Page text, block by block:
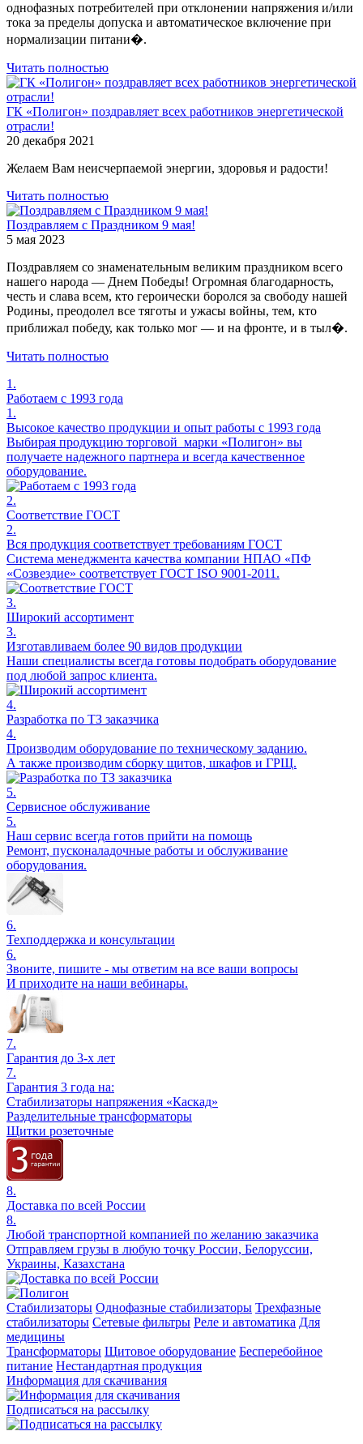
однофазных потребителей при отклонении напряжения и/или
тока за пределы допуска и автоматическое включение при
нормализации питани�.
Читать полностью
ГК «Полигон» поздравляет всех работников энергетической
отрасли!
20 декабря 2021
Желаем Вам неисчерпаемой энергии, здоровья и радости!
Читать полностью
Поздравляем с Праздником 9 мая!
5 мая 2023
Поздравляем со знаменательным великим праздником всего
нашего народа — Днем Победы! Огромная благодарность,
честь и слава всем, кто героически боролся за свободу нашей
Родины, преодолел все тяготы и ужасы войны, тем, кто
приближал победу, как только мог — и на фронте, и в тыл�.
Читать полностью
1.
Работаем с 1993 года
1.
Высокое качество продукции и опыт работы с 1993 года
Выбирая продукцию торговой марки «Полигон» вы
получаете надежного партнера и всегда качественное
оборудование.
2.
Соответствие ГОСТ
2.
Вся продукция соответствует требованиям ГОСТ
Система менеджмента качества компании НПАО «ПФ
«Созвездие» соответствует ГОСТ ISO 9001-2011.
3.
Широкий ассортимент
3.
Изготавливаем более 90 видов продукции
Наши специалисты всегда готовы подобрать оборудование
под любой запрос клиента.
4.
Разработка по ТЗ заказчика
4.
Производим оборудование по техническому заданию.
А также производим сборку щитов, шкафов и ГРЩ.
5.
Сервисное обслуживание
5.
Наш сервис всегда готов прийти на помощь
Ремонт, пусконаладочные работы и обслуживание
оборудования.
6.
Техподдержка и консультации
6.
Звоните, пишите - мы ответим на все ваши вопросы
И приходите на наши вебинары.
7.
Гарантия до 3-х лет
7.
Гарантия 3 года на:
Стабилизаторы напряжения «Каскад»
Разделительные трансформаторы
Щитки розеточные
8.
Доставка по всей России
8.
Любой транспортной компанией по желанию заказчика
Отправляем грузы в любую точку России, Белоруссии,
Украины, Казахстана
Стабилизаторы Однофазные стабилизаторы Трехфазные
стабилизаторы Сетевые фильтры Реле и автоматика Для
медицины
Трансформаторы Щитовое оборудование Бесперебойное
питание Нестандартная продукция
Информация для скачивания
Подписаться на рассылку